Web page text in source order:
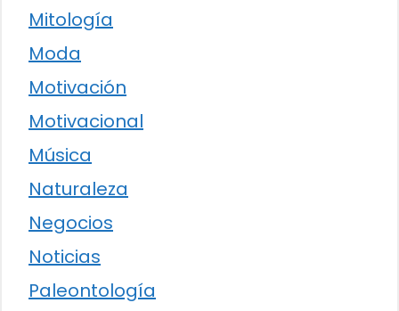
Mitología
Moda
Motivación
Motivacional
Música
Naturaleza
Negocios
Noticias
Paleontología